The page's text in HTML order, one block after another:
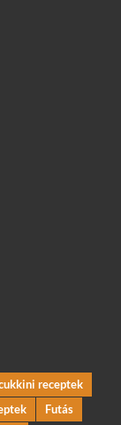
receptek
Futás